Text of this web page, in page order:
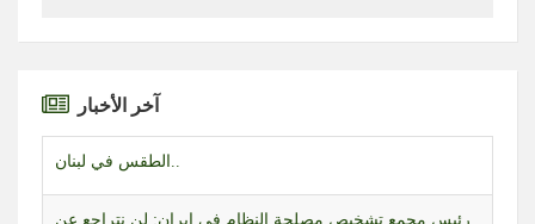
آخر الأخبار
رئيس مجمع تشخيص مصلحة النظام في إيران: لن نتراجع عن